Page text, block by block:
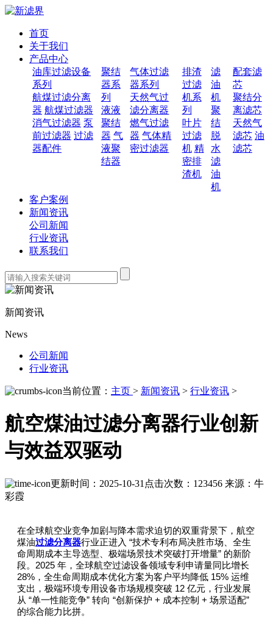
首页
关于我们
产品中心
油库过滤设备
系列
航煤过滤分离
器 航煤过滤器
消气过滤器 泵
前过滤器 过滤
器配件
聚结
器系
列
液液
聚结
器 气
液聚
结器
气体过滤
器系列
天然气过
滤分离器
燃气过滤
器 气体精
密过滤器
排渣
过滤
机系
列
叶片
过滤
机 精
密排
渣机
滤
油
机
聚
结
脱
水
滤
油
机
配套滤
芯
聚结分
离滤芯
天然气
滤芯 油
滤芯
客户案例
新闻资讯
公司新闻
行业资讯
联系我们
新闻资讯
News
公司新闻
行业资讯
当前位置： 主页 > 新闻资讯 > 行业资讯 >
航空煤油过滤分离器行业创新
与效益双驱动
更新时间：2025-10-31 点击次数：123456 来源：牛
彩霞
在全球航空业竞争加剧与降本需求迫切的双重背景下，航空
煤油过滤分离器行业正进入 “技术专利布局决胜市场、全生
命周期成本主导选型、极端场景技术突破打开增量” 的新阶
段。 2025 年，全球航空过滤设备领域专利申请量同比增长
28% ，全生命周期成本优化方案为客户平均降低 15% 运维
支出，极端环境专用设备市场规模突破 12 亿元，行业发展
从 “单一性能竞争” 转向 “创新保护 + 成本控制 + 场景适配”
的综合能力比拼。